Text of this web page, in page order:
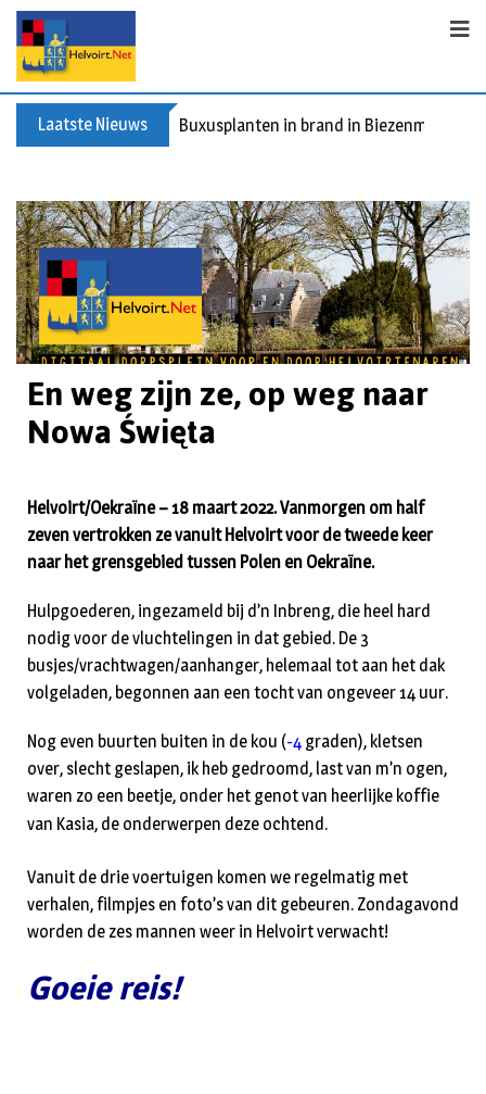
Laatste Nieuws Buxusplanten in brand in Biezenmortel,
En weg zijn ze, op weg naar
Nowa Święta
Helvoirt/Oekraïne – 18 maart 2022. Vanmorgen om half
zeven vertrokken ze vanuit Helvoirt voor de tweede keer
naar het grensgebied tussen Polen en Oekraïne.
Hulpgoederen, ingezameld bij d’n Inbreng, die heel hard
nodig voor de vluchtelingen in dat gebied. De 3
busjes/vrachtwagen/aanhanger, helemaal tot aan het dak
volgeladen, begonnen aan een tocht van ongeveer 14 uur.
Nog even buurten buiten in de kou (-4graden), kletsen
over, slecht geslapen, ik heb gedroomd, last van m’n ogen,
waren zo een beetje, onder het genot van heerlijke koffie
van Kasia, de onderwerpen deze ochtend.
Vanuit de drie voertuigen komen we regelmatig met
verhalen, filmpjes en foto’s van dit gebeuren. Zondagavond
worden de zes mannen weer in Helvoirt verwacht!
Goeie reis!